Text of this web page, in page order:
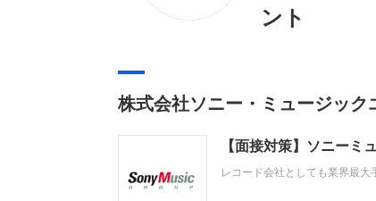
ント
株式会社ソニー・ミュージッ
【面接対策】ソニーミ
レコード会社としても業界最大